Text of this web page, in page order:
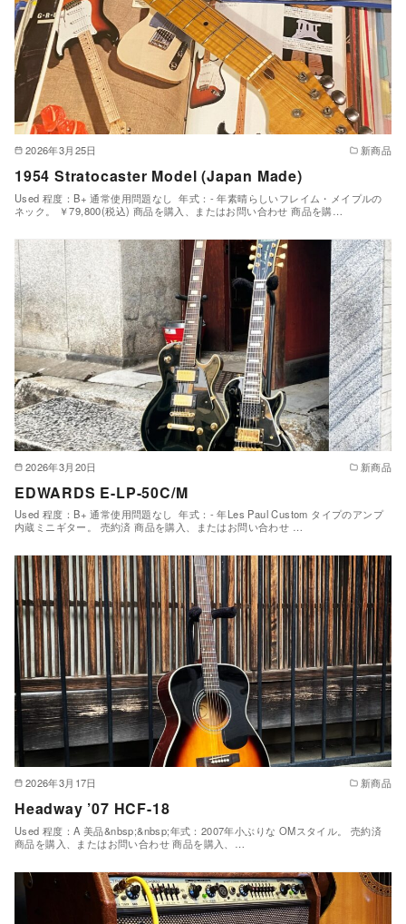
2026年3月25日 新商品
1954 Stratocaster Model (Japan Made)
Used 程度：B+ 通常使用問題なし 年式：- 年素晴らしいフレイム・メイプルの
ネック。 ￥79,800(税込) 商品を購入、またはお問い合わせ 商品を購…
2026年3月20日 新商品
EDWARDS E-LP-50C/M
Used 程度：B+ 通常使用問題なし 年式：- 年Les Paul Custom タイプのアンプ
内蔵ミニギター。 売約済 商品を購入、またはお問い合わせ …
2026年3月17日 新商品
Headway ’07 HCF-18
Used 程度：A 美品&nbsp;&nbsp;年式：2007年小ぶりな OMスタイル。 売約済
商品を購入、またはお問い合わせ 商品を購入、…